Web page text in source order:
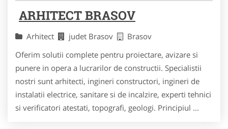
ARHITECT BRASOV
Arhitect judet Brasov
Brasov
Oferim solutii complete pentru proiectare, avizare si
punere in opera a lucrarilor de constructii. Specialistii
nostri sunt arhitecti, ingineri constructori, ingineri de
instalatii electrice, sanitare si de incalzire, experti tehnici
si verificatori atestati, topografi, geologi. Principiul ...